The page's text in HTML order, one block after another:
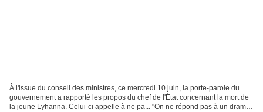
À l'issue du conseil des ministres, ce mercredi 10 juin, la porte-parole du
gouvernement a rapporté les propos du chef de l'État concernant la mort de
la jeune Lyhanna. Celui-ci appelle à ne pa... "On ne répond pas à un drame